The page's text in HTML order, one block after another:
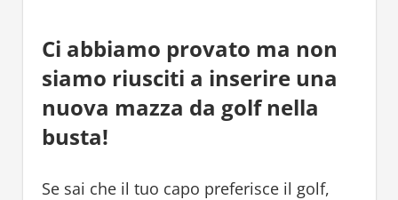
Ci abbiamo provato ma non
siamo riusciti a inserire una
nuova mazza da golf nella
busta!
Se sai che il tuo capo preferisce il golf,